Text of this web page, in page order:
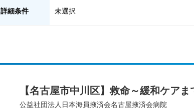
詳細条件 未選択
【名古屋市中川区】救命～緩和ケア
公益社団法人日本海員掖済会名古屋掖済会病院